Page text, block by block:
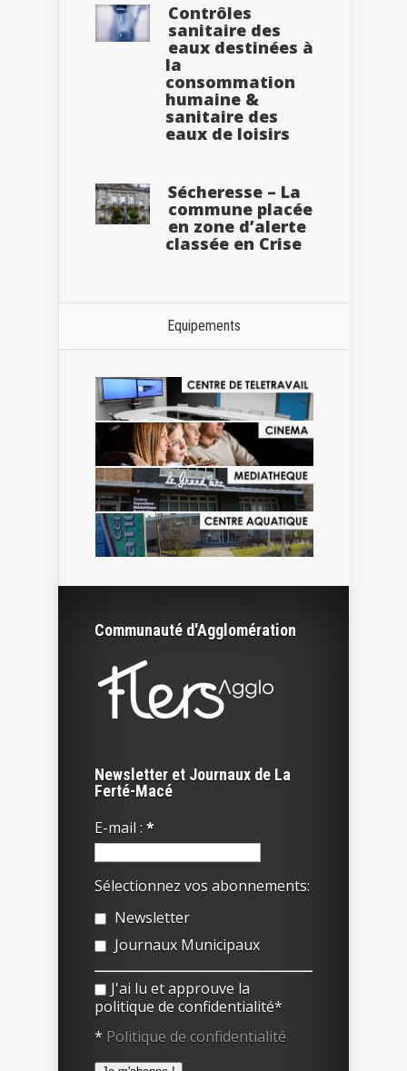
Contrôles
sanitaire des
eaux destinées à
la
consommation
humaine &
sanitaire des
eaux de loisirs
Sécheresse – La
commune placée
en zone d’alerte
classée en Crise
Equipements
Communauté d'Agglomération
Newsletter et Journaux de La
Ferté-Macé
E-mail : *
Sélectionnez vos abonnements:
Newsletter
Journaux Municipaux
J'ai lu et approuve la
politique de confidentialité*
* Politique de confidentialité